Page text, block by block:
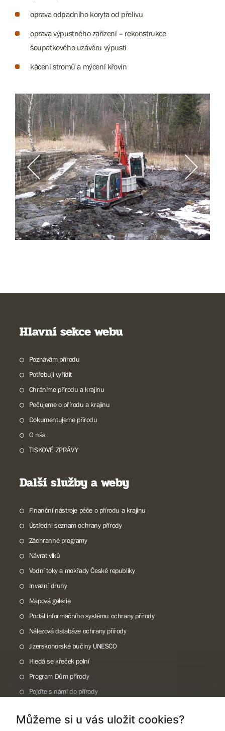
oprava odpadního koryta od přelivu
oprava výpustného zařízení – rekonstrukce
šoupatkového uzávěru výpusti
kácení stromů a mýcení křovin
Hlavní sekce webu
Poznávám přírodu
Potřebuji vyřídit
Chráníme přírodu a krajinu
Pečujeme o přírodu a krajinu
Dokumentujeme přírodu
O nás
TISKOVÉ ZPRÁVY
Další služby a weby
Finanční nástroje péče o přírodu a krajinu
Ústřední seznam ochrany přírody
Záchranné programy
Návrat vlků
Vodní toky a mokřady České republiky
Invazní druhy
Mapová galerie
Portál informačního systému ochrany přírody
Nálezová databáze ochrany přírody
Jizerskohorské bučiny UNESCO
Hledá se křeček polní
Program Dům přírody
Pojďte s námi do přírody
Rok CHKO pod záštitou České komise pro UNESCO
Můžeme si u vás uložit cookies?